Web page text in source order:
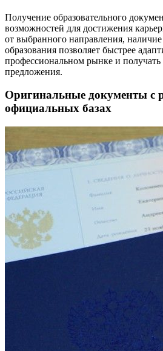
Получение образовательного
возможностей для достижения
от выбранного направления,
образования позволяет быстрее
профессиональном рынке и
предложения.
Оригинальные документы с
официальных базах